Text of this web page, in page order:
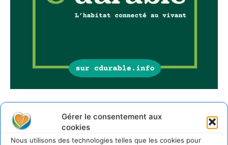
Gérer le consentement aux
cookies
Nous utilisons des technologies telles que les cookies pour
Sur Cdurable